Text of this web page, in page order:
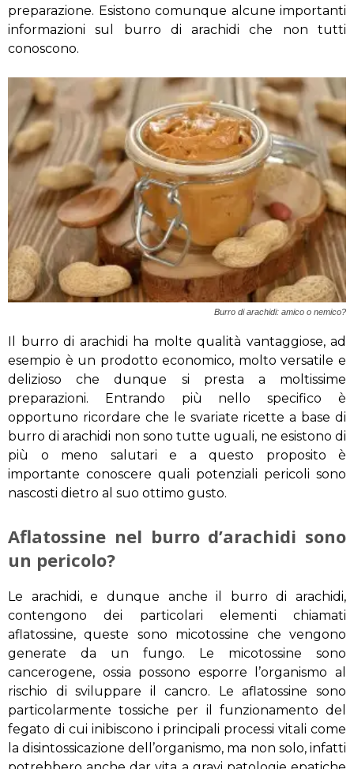
preparazione. Esistono comunque alcune importanti
informazioni sul burro di arachidi che non tutti
conoscono.
Burro di arachidi: amico o nemico?
Il burro di arachidi ha molte qualità vantaggiose, ad
esempio è un prodotto economico, molto versatile e
delizioso che dunque si presta a moltissime
preparazioni. Entrando più nello specifico è
opportuno ricordare che le svariate ricette a base di
burro di arachidi non sono tutte uguali, ne esistono di
più o meno salutari e a questo proposito è
importante conoscere quali potenziali pericoli sono
nascosti dietro al suo ottimo gusto.
Aflatossine nel burro d’arachidi sono
un pericolo?
Le arachidi, e dunque anche il burro di arachidi,
contengono dei particolari elementi chiamati
aflatossine, queste sono micotossine che vengono
generate da un fungo. Le micotossine sono
cancerogene, ossia possono esporre l’organismo al
rischio di sviluppare il cancro. Le aflatossine sono
particolarmente tossiche per il funzionamento del
fegato di cui inibiscono i principali processi vitali come
la disintossicazione dell’organismo, ma non solo, infatti